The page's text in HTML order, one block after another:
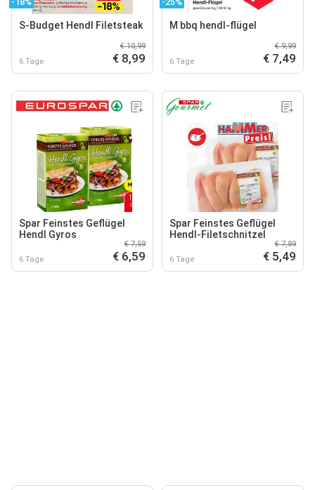
S-Budget Hendl Filetsteak
6 Tage
€ 10,99
€ 8,99
M bbq hendl-flügel
6 Tage
€ 9,99
€ 7,49
Spar Feinstes Geflügel
Hendl Gyros
6 Tage
€ 7,59
€ 6,59
Spar Feinstes Geflügel
Hendl-Filetschnitzel
6 Tage
€ 7,89
€ 5,49